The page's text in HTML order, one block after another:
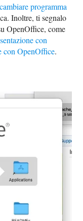
programma
Inoltre, ti segnalo
OpenOffice, come
con
con OpenOffice.